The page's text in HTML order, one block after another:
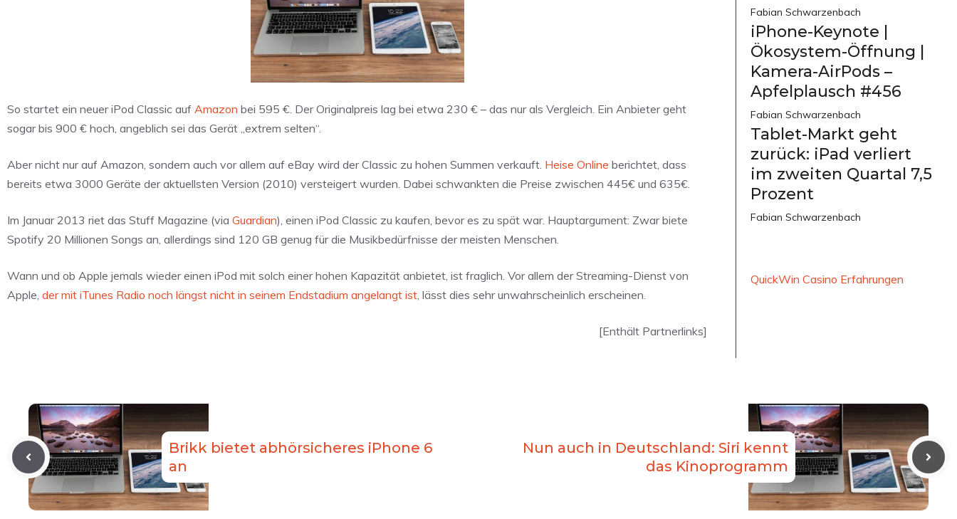
So startet ein neuer iPod Classic auf Amazon bei 595 €. Der Originalpreis lag bei etwa 230 € – das nur als Vergleich. Ein Anbieter geht
sogar bis 900 € hoch, angeblich sei das Gerät „extrem selten“.
Aber nicht nur auf Amazon, sondern auch vor allem auf eBay wird der Classic zu hohen Summen verkauft. Heise Online berichtet, dass
bereits etwa 3000 Geräte der aktuellsten Version (2010) versteigert wurden. Dabei schwankten die Preise zwischen 445€ und 635€.
Im Januar 2013 riet das Stuff Magazine (via Guardian), einen iPod Classic zu kaufen, bevor es zu spät war. Hauptargument: Zwar biete
Spotify 20 Millionen Songs an, allerdings sind 120 GB genug für die Musikbedürfnisse der meisten Menschen.
Wann und ob Apple jemals wieder einen iPod mit solch einer hohen Kapazität anbietet, ist fraglich. Vor allem der Streaming-Dienst von
Apple, der mit iTunes Radio noch längst nicht in seinem Endstadium angelangt ist, lässt dies sehr unwahrscheinlich erscheinen.
[Enthält Partnerlinks]
Fabian Schwarzenbach
iPhone-Keynote |
Ökosystem-Öffnung |
Kamera-AirPods –
Apfelplausch #456
Fabian Schwarzenbach
Tablet-Markt geht
zurück: iPad verliert
im zweiten Quartal 7,5
Prozent
Fabian Schwarzenbach
QuickWin Casino Erfahrungen
Brikk bietet abhörsicheres iPhone 6
an
Nun auch in Deutschland: Siri kennt
das Kinoprogramm